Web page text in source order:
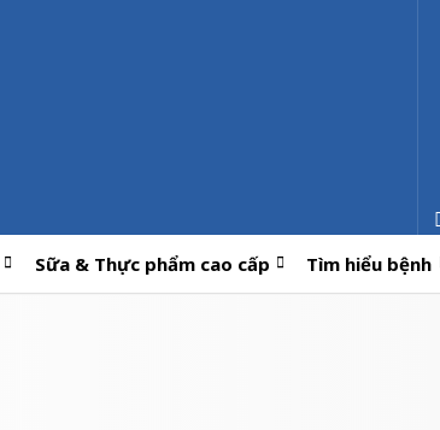
Sữa & Thực phẩm cao cấp Tìm hiểu bệnh